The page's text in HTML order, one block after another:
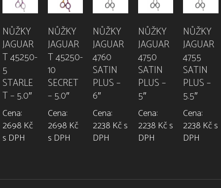
NŮŽKY
JAGUAR
T 45250-
5
STARLE
T – 5.0″
Cena:
2698 Kč
s DPH
NŮŽKY
JAGUAR
T 45250-
10
SECRET
– 5.0″
Cena:
2698 Kč
s DPH
NŮŽKY
JAGUAR
4760
SATIN
PLUS –
6″
Cena:
2238 Kč s
DPH
NŮŽKY
JAGUAR
4750
SATIN
PLUS –
5″
Cena:
2238 Kč s
DPH
NŮŽKY
JAGUAR
4755
SATIN
PLUS –
5.5″
Cena:
2238 Kč s
DPH